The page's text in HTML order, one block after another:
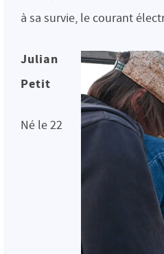
à sa survie, le courant
Julian
Petit
Né le 22